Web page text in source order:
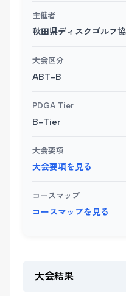
主催者
秋田県ディスクゴルフ
大会区分
ABT-B
PDGA Tier
B-Tier
大会要項
大会要項を見る
コースマップ
コースマップを見る
大会結果